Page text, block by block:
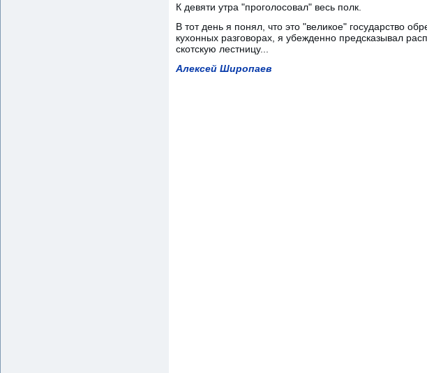
К девяти утра "проголосовал" весь полк.
В тот день я понял, что это "великое" государство
кухонных разговорах, я убежденно предсказывал
скотскую лестницу...
Алексей Широпаев